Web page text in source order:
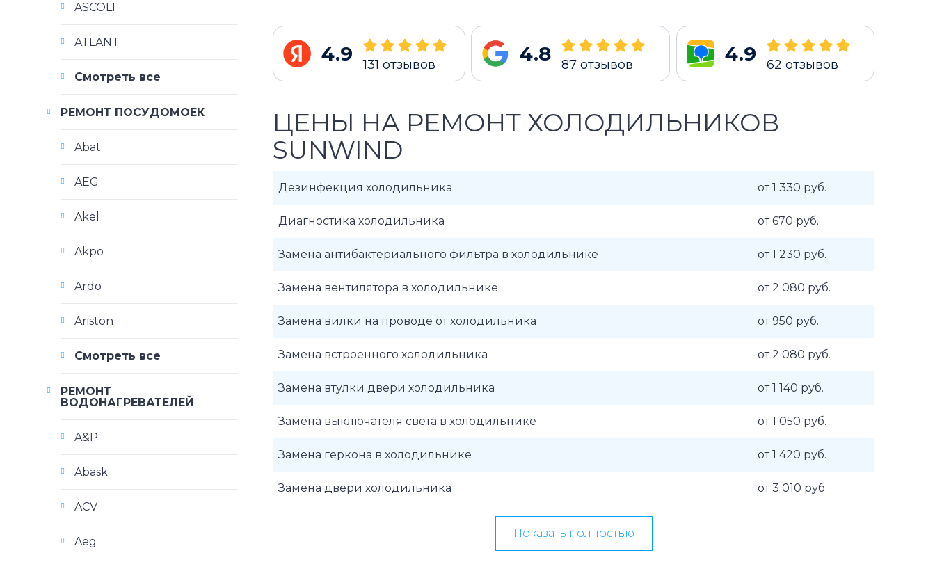
4.9 131 отзывов 4.8 87 отзывов 4.9 62 отзывов
ЦЕНЫ НА РЕМОНТ ХОЛОДИЛЬНИКОВ
SUNWIND
Дезинфекция холодильника от 1 330 руб.
Диагностика холодильника от 670 руб.
Замена антибактериального фильтра в холодильнике от 1 230 руб.
Замена вентилятора в холодильнике от 2 080 руб.
Замена вилки на проводе от холодильника от 950 руб.
Замена встроенного холодильника от 2 080 руб.
Замена втулки двери холодильника от 1 140 руб.
Замена выключателя света в холодильнике от 1 050 руб.
Замена геркона в холодильнике от 1 420 руб.
Замена двери холодильника от 3 010 руб.
Показать полностью
ASCOLI
ATLANT
Смотреть все
РЕМОНТ ПОСУДОМОЕК
Abat
AEG
Akel
Akpo
Ardo
Ariston
Смотреть все
РЕМОНТ
ВОДОНАГРЕВАТЕЛЕЙ
A&P
Abask
ACV
Aeg